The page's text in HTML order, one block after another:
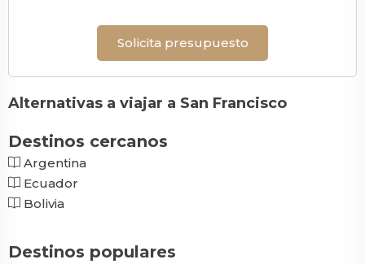
Solicita presupuesto
Alternativas a viajar a San Francisco
Destinos cercanos
Argentina
Ecuador
Bolivia
Destinos populares